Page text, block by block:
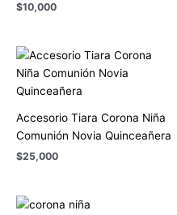
$10,000
Accesorio Tiara Corona Niña
Comunión Novia Quinceañera
$25,000